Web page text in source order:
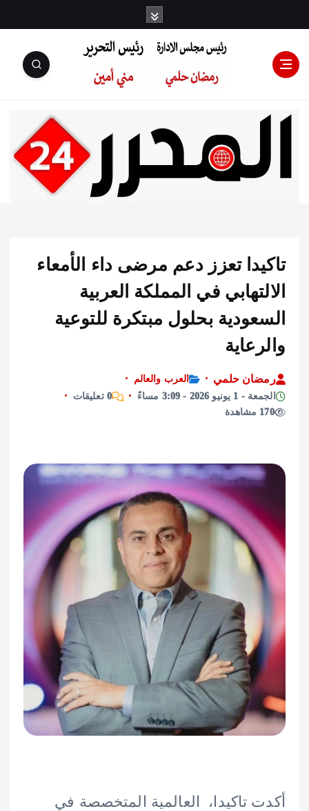
رئيس مجلس
الإدارة: رمضان
التحرير:مني أمين
تعزز دعم مرضى داء الأمعاء
في المملكة العربية
بحلول مبتكرة للتوعية
حلمي
العرب والعالم
2026 - 3:09 مساءً
0 تعليقات
تاكيدا، العالمية المتخصصة في